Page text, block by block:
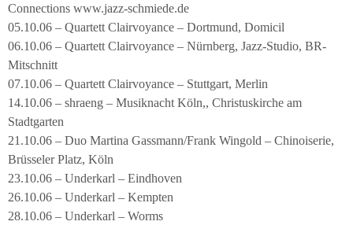
Connections www.jazz-schmiede.de
05.10.06 – Quartett Clairvoyance – Dortmund, Domicil
06.10.06 – Quartett Clairvoyance – Nürnberg, Jazz-Studio, BR-
Mitschnitt
07.10.06 – Quartett Clairvoyance – Stuttgart, Merlin
14.10.06 – shraeng – Musiknacht Köln,, Christuskirche am
Stadtgarten
21.10.06 – Duo Martina Gassmann/Frank Wingold – Chinoiserie,
Brüsseler Platz, Köln
23.10.06 – Underkarl – Eindhoven
26.10.06 – Underkarl – Kempten
28.10.06 – Underkarl – Worms